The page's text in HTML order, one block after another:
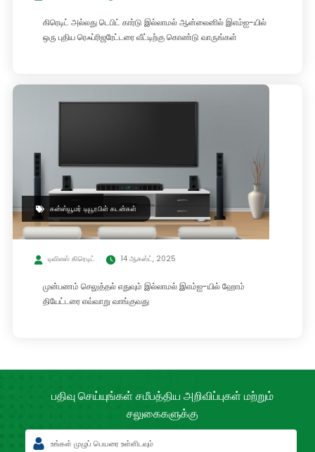
கிரெடிட் அல்லது டெபிட் கார்டு இல்லாமல் ஆன்லைனில் இஎம்ஐ-யில்
ஒரு புதிய ரெஃப்ரிஜரேட்டரை வீட்டிற்கு கொண்டு வாருங்கள்
கன்ஸ்யூமர் டியூரபிள் கடன்கள்
டிவிஎஸ் கிரெடிட் 14 ஆகஸ்ட், 2025
முன்பணம் செலுத்தல் எதுவும் இல்லாமல் இஎம்ஐ-யில் ஹோம்
தியேட்டரை எவ்வாறு வாங்குவது
பதிவு செய்யுங்கள் சமீபத்திய அறிவிப்புகள் மற்றும்
சலுகைகளுக்கு